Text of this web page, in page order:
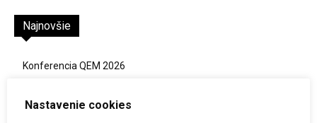
Najnovšie
Konferencia QEM 2026
Nastavenie cookies